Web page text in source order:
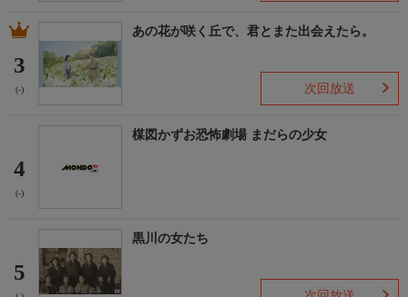
3
(-)
あの花が咲く丘で、君とまた出会えたら。
次回放送
4
(-)
楳図かずお恐怖劇場 まだらの少女
5
黒川の女たち